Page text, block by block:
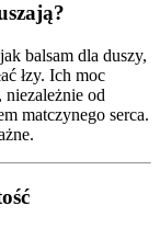
balsam dla duszy,
łzy. Ich moc
od
matczynego serca.